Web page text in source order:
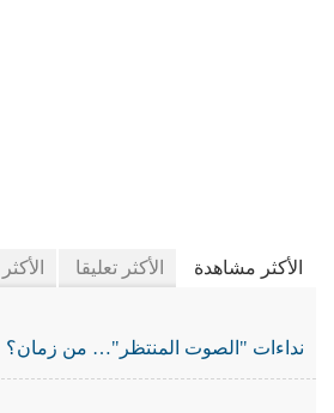
الأكثر مشاهدة الأكثر تعليقا
نداءات "الصوت المنتظر"… من زمان؟